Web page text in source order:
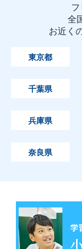
全
お近く
東京都
千葉県
兵庫県
奈良県